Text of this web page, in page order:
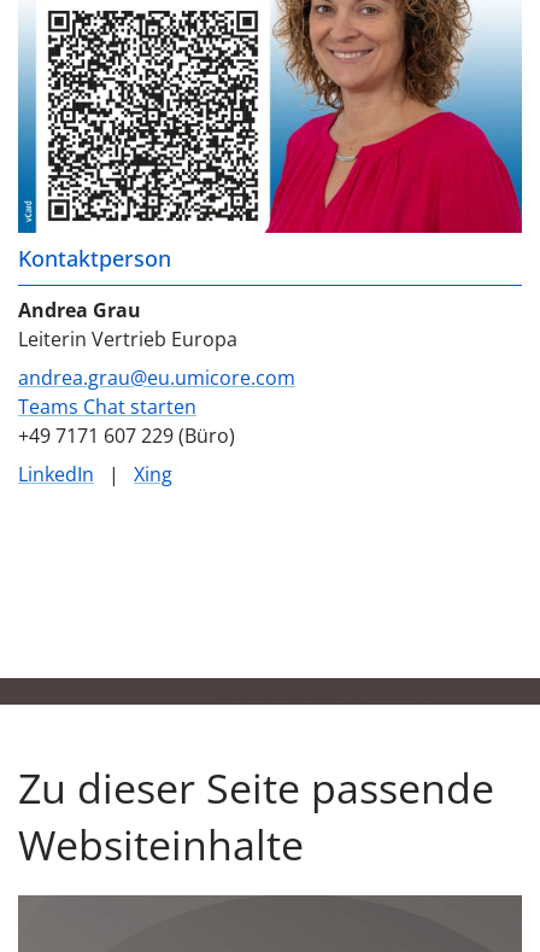
Kontaktperson
Andrea Grau
Leiterin Vertrieb Europa
andrea.grau@eu.umicore.com
Teams Chat starten
+49 7171 607 229 (Büro)
LinkedIn | Xing
Zu dieser Seite passende
Websiteinhalte